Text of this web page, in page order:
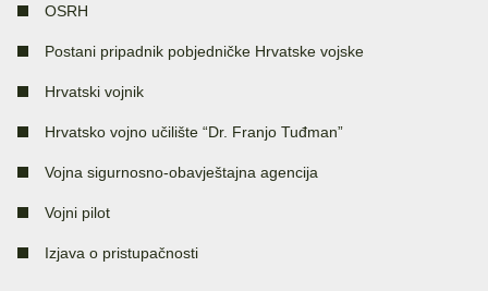
OSRH
Postani pripadnik pobjedničke Hrvatske vojske
Hrvatski vojnik
Hrvatsko vojno učilište “Dr. Franjo Tuđman”
Vojna sigurnosno-obavještajna agencija
Vojni pilot
Izjava o pristupačnosti